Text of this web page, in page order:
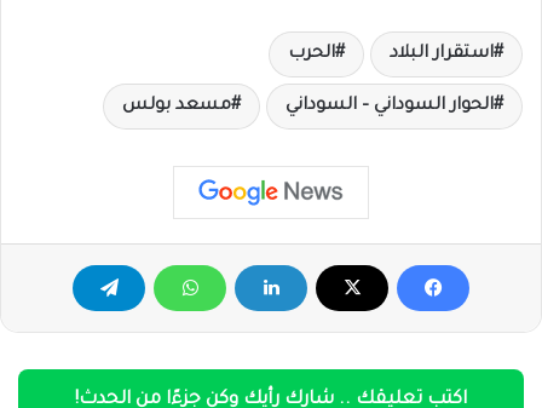
استقرار البلاد الحرب
الحوار السوداني – السوداني مسعد بولس
اكتب تعليقك .. شارك رأيك وكن جزءًا من الحدث!